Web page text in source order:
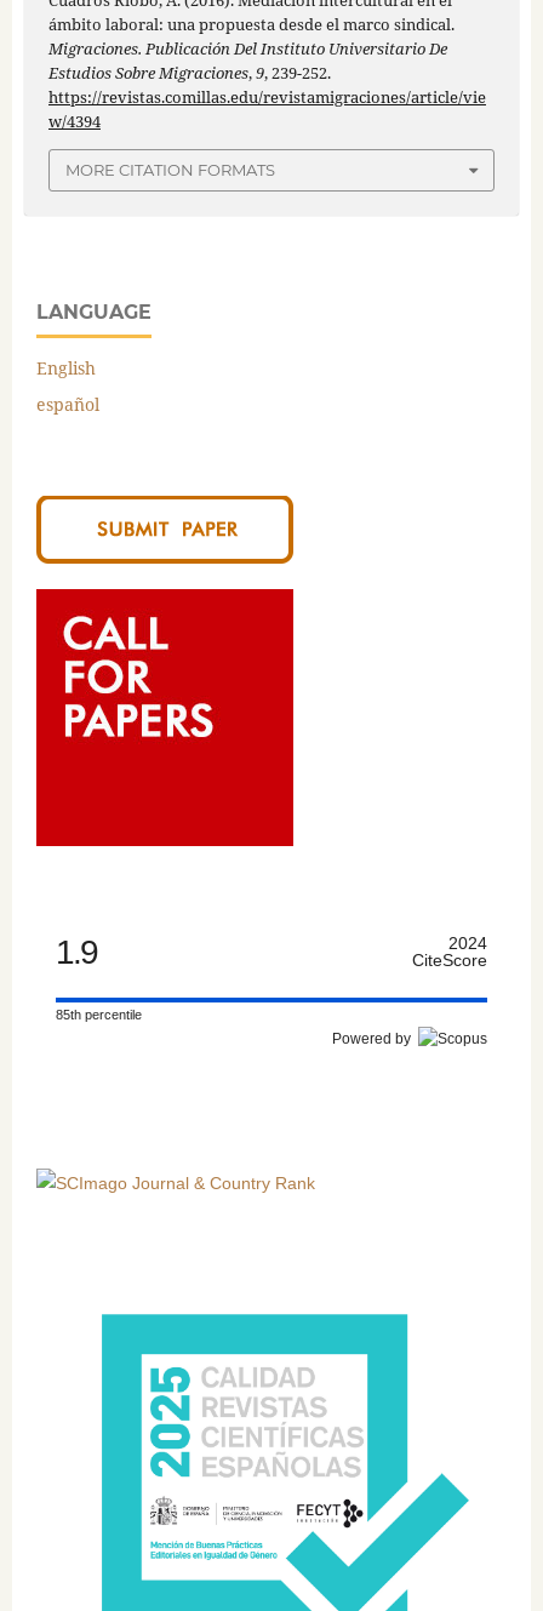
ámbito laboral: una propuesta desde el marco sindical.
Migraciones. Publicación Del Instituto Universitario De
Estudios Sobre Migraciones,9, 239-252.
https://revistas.comillas.edu/revistamigraciones/article/vie
w/4394
MORE CITATION FORMATS
LANGUAGE
English
español
1.9
2024
CiteScore
85th percentile
Powered by